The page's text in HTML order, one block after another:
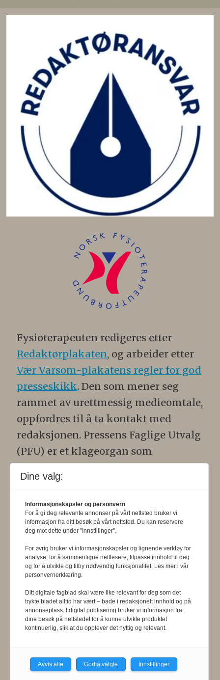
Fysioterapeuten redigeres etter
Redaktørplakaten, og arbeider etter
Vær Varsom-plakatens regler for god
presseskikk. Den som mener seg
rammet av urettmessig medieomtale,
oppfordres til å ta kontakt med
redaksjonen. Pressens Faglige Utvalg
(PFU) er et klageorgan som
behandler klager mot mediene i
presseetiske spørsmål. For
informasjon om klageadgang, se:
www.presse.no.
skal gjennom en saklig og fri
informasjons- og opinionsformidling
bidra til at fysioterapifaget utvikler
seg i samsvar med samfunnets og
befolkningens behov. Tidsskriftet skal
organisasjons-, utdannings- og helse-
og sosialpolitiske forhold.
Dine valg:
Informasjonskapsler og personvern
For å gi deg relevante annonser på vårt nettsted bruker vi
informasjon fra ditt besøk på vårt nettsted. Du kan reservere
deg mot dette under "Innstillinger".
For øvrig bruker vi informasjonskapsler og lignende verktøy for
analyse, for å sammenligne nettlesere, tilpasse innhold til deg
og for å utvikle og tilby nødvendig funksjonalitet. Les mer i vår
personvernerklæring.
Ditt digitale fagblad skal være like relevant for deg som det
trykte bladet alltid har vært – bade i redaksjonelt innhold og på
annonseplass. I digital publisering bruker vi informasjon fra
dine besøk på nettstedet for å kunne utvikle produktet
kontinuerlig, slik at du opplever det nyttig og relevant.
Avvis alle Godta valgte Innstillinger